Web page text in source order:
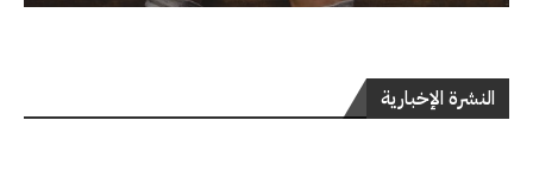
النشرة الإخبارية